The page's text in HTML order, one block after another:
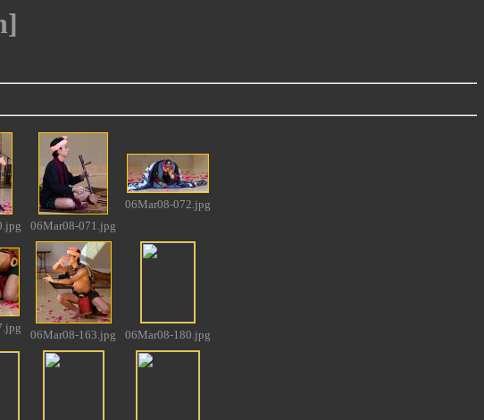
06Mar08-071.jpg
06Mar08-072.jpg
06Mar08-163.jpg 06Mar08-180.jpg